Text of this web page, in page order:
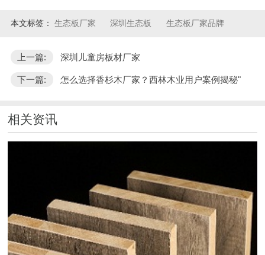
本文标签： 生态板厂家 深圳生态板 生态板厂家品牌
上一篇: 深圳儿童房板材厂家
下一篇: 怎么选择香杉木厂家？西林木业用户案例揭秘"
相关资讯